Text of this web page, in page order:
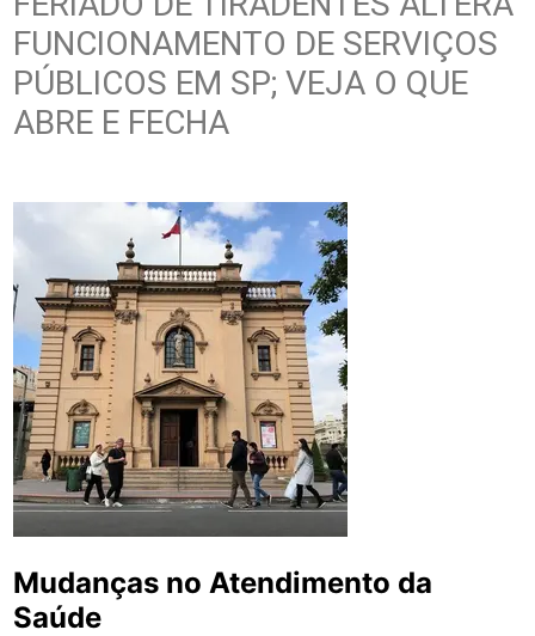
FUNCIONAMENTO DE SERVIÇOS
PÚBLICOS EM SP; VEJA O QUE
ABRE E FECHA
Mudanças no Atendimento da
Saúde